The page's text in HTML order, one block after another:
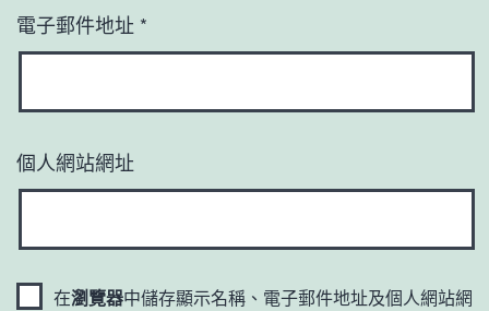
電子郵件地址 *
個人網站網址
在瀏覽器中儲存顯示名稱、電子郵件地址及個人網站網